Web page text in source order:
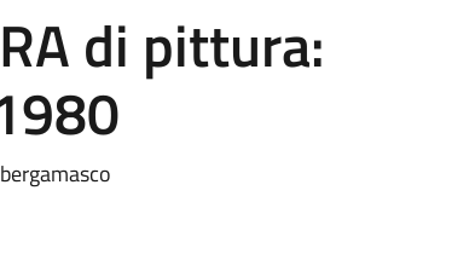
di pittura: